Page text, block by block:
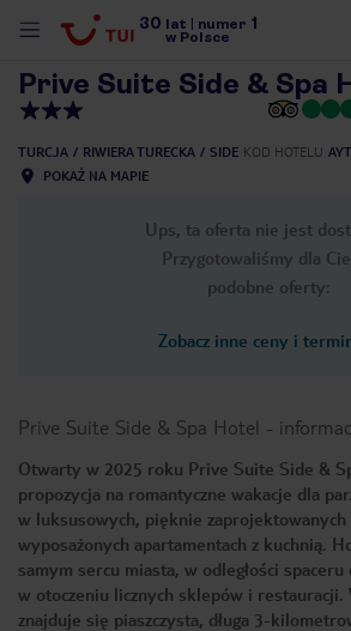
30 lat numer 1
w Polsce
Prive Suite Side & Spa
TURCJA RIWIERA TURECKA SIDE KOD HOTELU
POKAŻ NA MAPIE
Ups, ta oferta nie jest
Przygotowaliśmy dla
podobne oferty:
Zobacz inne ceny i
Prive Suite Side & Spa Hotel -
Otwarty w 2025 roku Prive Suite Side &
propozycja na romantyczne wakacje dla
w luksusowych, pięknie zaprojektowanych
wyposażonych apartamentach z kuchnią.
samym sercu miasta, w odległości
w otoczeniu licznych sklepów i restauracji.
znajduje się piaszczysta, długa 3-